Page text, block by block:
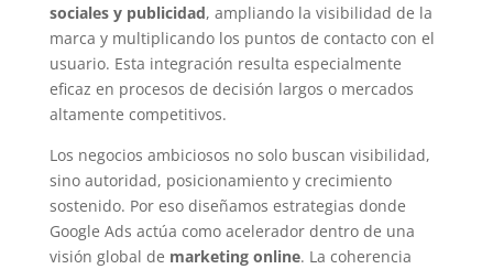
sociales y publicidad, ampliando la visibilidad de la
marca y multiplicando los puntos de contacto con el
usuario. Esta integración resulta especialmente
eficaz en procesos de decisión largos o mercados
altamente competitivos.
Los negocios ambiciosos no solo buscan visibilidad,
sino autoridad, posicionamiento y crecimiento
sostenido. Por eso diseñamos estrategias donde
Google Ads actúa como acelerador dentro de una
visión global de marketing online. La coherencia